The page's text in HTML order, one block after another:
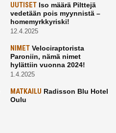
UUTISETIso määrä Pilttejä
vedetään pois myynnistä –
homemyrkkyriski!
12.4.2025
NIMETVelociraptorista
Paroniin, nämä nimet
hylättiin vuonna 2024!
1.4.2025
MATKAILU Radisson Blu Hotel
Oulu